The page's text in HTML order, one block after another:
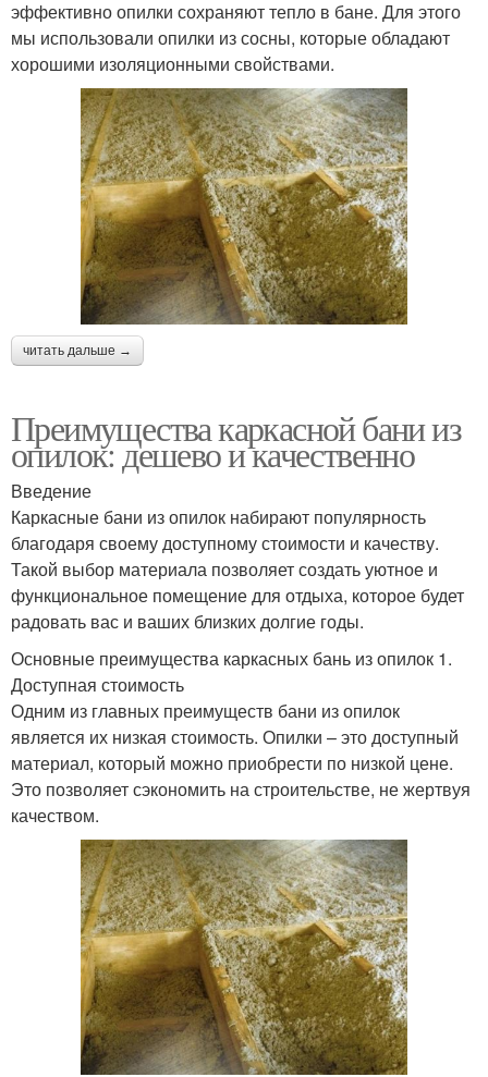
эффективно опилки сохраняют тепло в бане. Для этого
мы использовали опилки из сосны, которые обладают
хорошими изоляционными свойствами.
читать дальше →
Преимущества каркасной бани из
опилок: дешево и качественно
Введение
Каркасные бани из опилок набирают популярность
благодаря своему доступному стоимости и качеству.
Такой выбор материала позволяет создать уютное и
функциональное помещение для отдыха, которое будет
радовать вас и ваших близких долгие годы.
Основные преимущества каркасных бань из опилок 1.
Доступная стоимость
Одним из главных преимуществ бани из опилок
является их низкая стоимость. Опилки – это доступный
материал, который можно приобрести по низкой цене.
Это позволяет сэкономить на строительстве, не жертвуя
качеством.